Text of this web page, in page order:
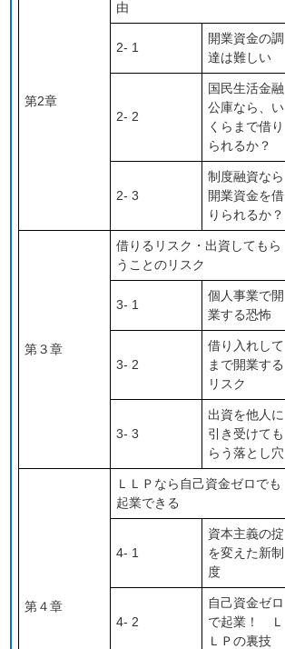
第2章
由
2- 1
開業資金の調
達は難しい
2- 2
国民生活金融
公庫なら、い
くらまで借り
られるか？
2- 3
制度融資なら
開業資金を借
りられるか？
第３章
借りるリスク・出資してもら
うことのリスク
3- 1
個人事業で開
業する恐怖
3- 2
借り入れして
まで開業する
リスク
3- 3
出資を他人に
引き受けても
らう落とし穴
第４章
ＬＬＰなら自己資金ゼロでも
起業できる
4- 1
資本主義の掟
を変えた新制
度
4- 2
自己資金ゼロ
で起業！ Ｌ
ＬＰの裏技